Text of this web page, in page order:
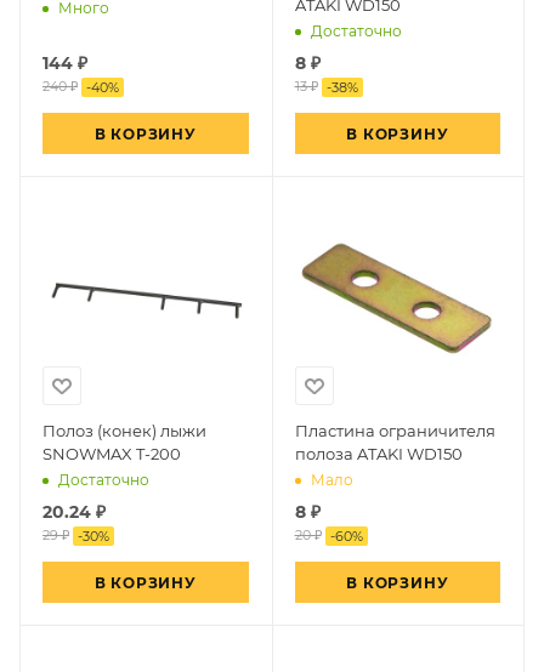
Много
144 ₽
240 ₽ -40%
В КОРЗИНУ
ATAKI WD150
Достаточно
8₽
13 ₽ -38%
В КОРЗИНУ
Полоз (конек) лыжи
SNOWMAX T-200
Достаточно
20.24 ₽
29 ₽ -30%
В КОРЗИНУ
Пластина ограничителя
полоза ATAKI WD150
Мало
8₽
20 ₽ -60%
В КОРЗИНУ